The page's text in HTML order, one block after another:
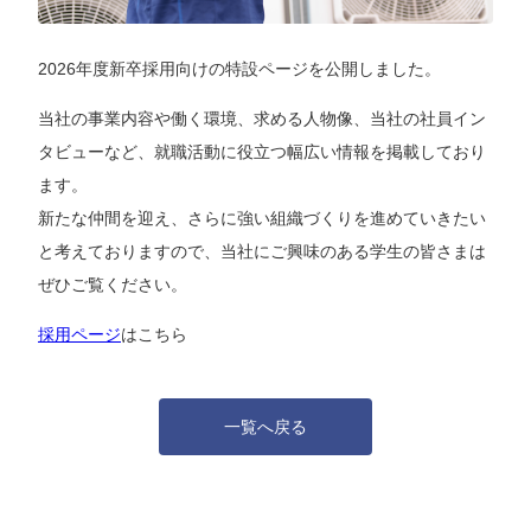
2026年度新卒採用向けの特設ページを公開しました。
当社の事業内容や働く環境、求める人物像、当社の社員イン
タビューなど、就職活動に役立つ幅広い情報を掲載しており
ます。
新たな仲間を迎え、さらに強い組織づくりを進めていきたい
と考えておりますので、当社にご興味のある学生の皆さまは
ぜひご覧ください。
採用ページはこちら
一覧へ戻る